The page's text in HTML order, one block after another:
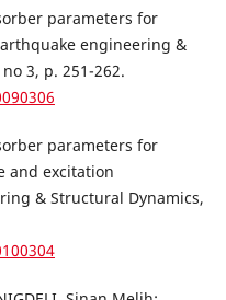
parameters for
engineering &
3, p. 251-262.
parameters for
and excitation
& Structural Dynamics,